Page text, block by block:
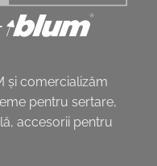
și comercializăm
pentru sertare,
accesorii pentru